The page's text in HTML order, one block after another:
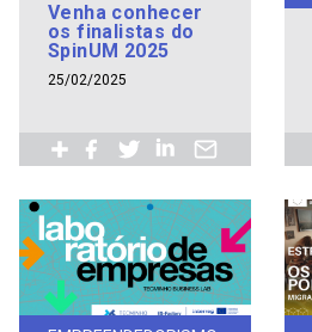
Venha conhecer
os finalistas do
SpinUM 2025
25/02/2025